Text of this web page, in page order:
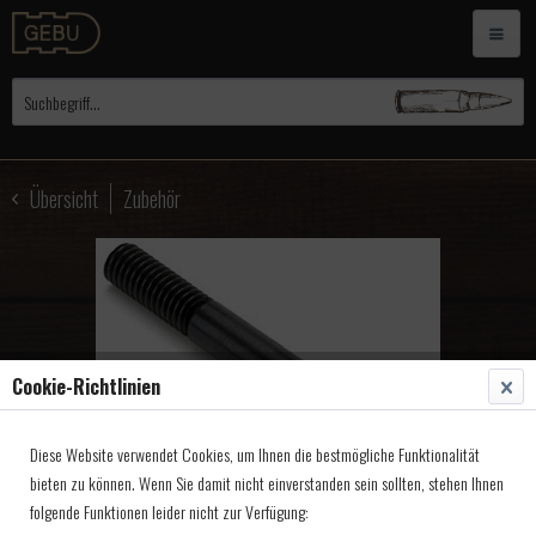
Übersicht Zubehör
Cookie-Richtlinien
Diese Website verwendet Cookies, um Ihnen die bestmögliche Funktionalität
bieten zu können. Wenn Sie damit nicht einverstanden sein sollten, stehen Ihnen
folgende Funktionen leider nicht zur Verfügung: